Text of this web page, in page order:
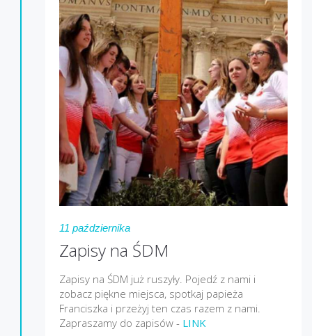
11 października
Zapisy na ŚDM
Zapisy na ŚDM już ruszyły. Pojedź z nami i
zobacz piękne miejsca, spotkaj papieża
Franciszka i przeżyj ten czas razem z nami.
Zapraszamy do zapisów - LINK